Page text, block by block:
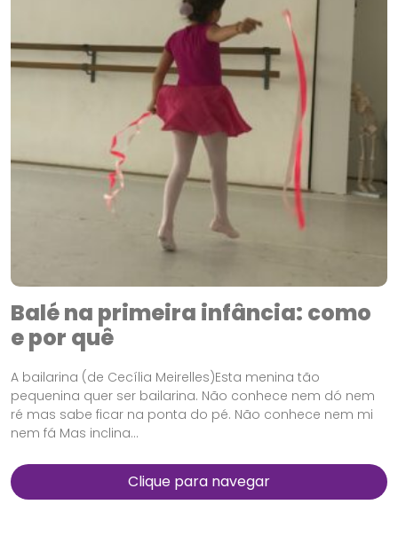
Balé na primeira infância: como
e por quê
A bailarina (de Cecília Meirelles)Esta menina tão
pequenina quer ser bailarina. Não conhece nem dó nem
ré mas sabe ficar na ponta do pé. Não conhece nem mi
nem fá Mas inclina...
Clique para navegar